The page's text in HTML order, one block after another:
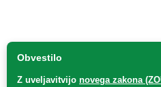
Obvestilo
Z uveljavitvijo novega zakona